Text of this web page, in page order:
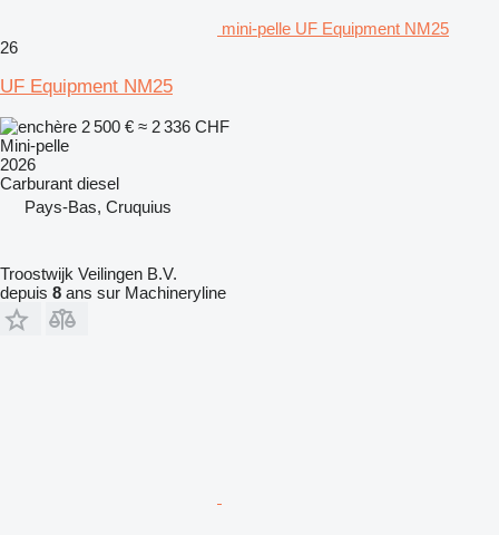
mini-pelle UF Equipment NM25
26
UF Equipment NM25
2 500 € ≈ 2 336 CHF
Mini-pelle
2026
Carburant diesel
Pays-Bas, Cruquius
Troostwijk Veilingen B.V.
depuis 8 ans sur Machineryline